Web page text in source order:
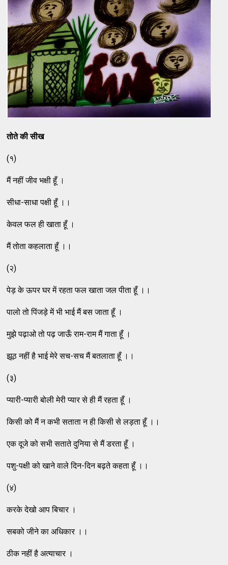
तोते की सीख
(१)
मैं नहीं जीव भक्षी हूँ ।
सीधा-साधा पक्षी हूँ ।।
केवल फल ही खाता हूँ ।
मैं तोता कहलाता हूँ ।।
(२)
पेड़ के ऊपर घर में रहता फल खाता जल पीता हूँ ।।
पालो तो पिंजड़े में भी भाई मैं बस जाता हूँ ।
मुझे पढ़ाओ तो पढ़ जाऊँ राम-राम मैं गाता हूँ ।
झूठ नहीं है भाई मेरे सच-सच मैं बतलाता हूँ ।।
(३)
प्यारी-प्यारी बोली मेरी प्यार से ही मैं रहता हूँ ।
किसी को मैं न कभी सताता न ही किसी से लड़ता हूँ ।।
एक दूजे को सभी सताते दुनिया से मैं डरता हूँ ।
पशु-पक्षी को खाने वाले दिन-दिन बढ़ते कहता हूँ ।।
(४)
करके देखो आप बिचार ।
सबको जीने का अधिकार ।।
ठीक नहीं है अत्याचार ।